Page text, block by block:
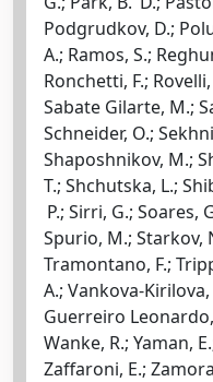
Podgrudkov, D.;
A.; Ramos, S.;
Ronchetti, F.;
Sabate Gilarte, M.;
Schneider, O.;
Shaposhnikov, M.;
T.; Shchutska, L.;
P.; Sirri, G.; Soares,
Spurio, M.; Starkov,
Tramontano, F.;
A.; Vankova-
Guerreiro Leonardo,
Wanke, R.; Yaman,
Zaffaroni, E.; Zamora